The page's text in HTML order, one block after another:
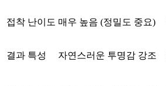
접착 난이도 매우 높음 (정밀도 중요)
결과 특성 자연스러운 투명감 강조